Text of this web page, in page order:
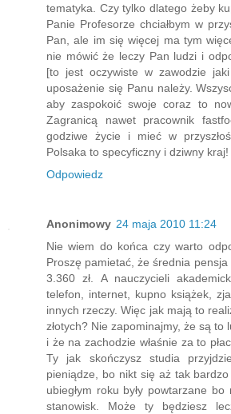
tematyka. Czy tylko dlatego żeby
Panie Profesorze chciałbym w
Pan, ale im się więcej ma tym
nie mówić że leczy Pan ludzi i
[to jest oczywiste w zawodzie
uposażenie się Panu należy.
aby zaspokoić swoje coraz to
Zagranicą nawet pracownik
godziwe życie i mieć w
Polsaka to specyficzny i dziwny kraj!
Odpowiedz
Anonimowy 24 maja 2010 11:24
Nie wiem do końca czy warto
Proszę pamietać, że średnia
3.360 zł. A nauczycieli
telefon, internet, kupno książek,
innych rzeczy. Więc jak mają to
złotych? Nie zapominajmy, że są to
i że na zachodzie właśnie za to
Ty jak skończysz studia
pieniądze, bo nikt się aż tak
ubiegłym roku były powtarzane
stanowisk. Może ty będziesz